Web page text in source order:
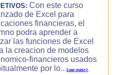
Con este curso
de Excel para
financieras, el
podra aprender a
las funciones de Excel
la creacion de modelos
financieros usados
por lo..Leer mas>>